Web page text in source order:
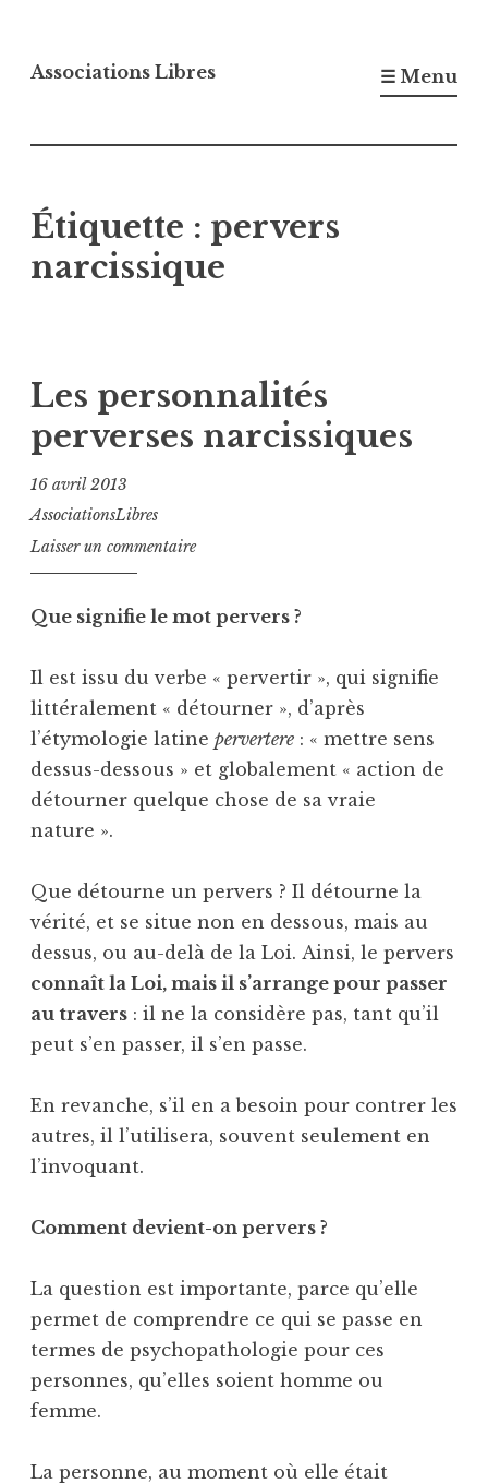
au
Associations Libres ☰ Menu
Étiquette : pervers
narcissique
Les personnalités
perverses narcissiques
16 avril 2013
AssociationsLibres
Laisser un commentaire
Que signifie le mot pervers ?
Il est issu du verbe « pervertir », qui signifie
littéralement « détourner », d’après
l’étymologie latine pervertere : « mettre sens
dessus-dessous » et globalement « action de
détourner quelque chose de sa vraie
nature ».
Que détourne un pervers ? Il détourne la
vérité, et se situe non en dessous, mais au
dessus, ou au-delà de la Loi. Ainsi, le pervers
connaît la Loi, mais il s’arrange pour passer
au travers : il ne la considère pas, tant qu’il
peut s’en passer, il s’en passe.
En revanche, s’il en a besoin pour contrer les
autres, il l’utilisera, souvent seulement en
l’invoquant.
Comment devient-on pervers ?
La question est importante, parce qu’elle
permet de comprendre ce qui se passe en
termes de psychopathologie pour ces
personnes, qu’elles soient homme ou
femme.
La personne, au moment où elle était